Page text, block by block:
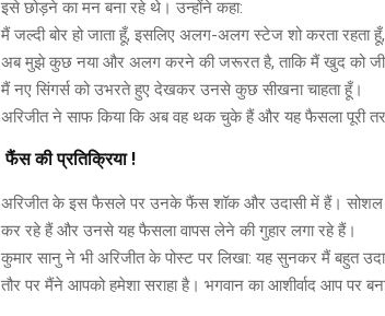
इसे छोड़ने का मन बना रहे थे। उन्होंने कहा:
मैं जल्दी बोर हो जाता हूँ, इसलिए अलग-अलग स्टेज शो करता रहता
अब मुझे कुछ नया और अलग करने की जरूरत है, ताकि मैं खुद को
मैं नए सिंगर्स को उभरते हुए देखकर उनसे कुछ सीखना चाहता हूँ।
अरिजीत ने साफ किया कि अब वह थक चुके हैं और यह फैसला पूरी
फैंस की प्रतिक्रिया !
अरिजीत के इस फैसले पर उनके फैंस शॉक और उदासी में हैं। सोशल
कर रहे हैं और उनसे यह फैसला वापस लेने की गुहार लगा रहे हैं।
कुमार सानु ने भी अरिजीत के पोस्ट पर लिखा: यह सुनकर मैं बहुत
तौर पर मैंने आपको हमेशा सराहा है। भगवान का आशीर्वाद आप पर